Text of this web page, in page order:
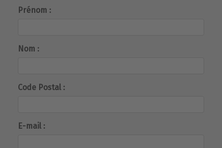
Prénom :
Nom :
Code Postal :
E-mail :